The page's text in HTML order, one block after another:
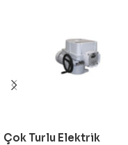
Çok Turlu Elektrik